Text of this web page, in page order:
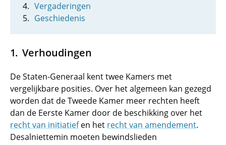
Vergaderingen
Geschiedenis
Verhoudingen
De Staten-Generaal kent twee Kamers met
vergelijkbare posities. Over het algemeen kan gezegd
worden dat de Tweede Kamer meer rechten heeft
dan de Eerste Kamer door de beschikking over het
recht van initiatiefen het recht van amendement.
Desalniettemin moeten bewindslieden